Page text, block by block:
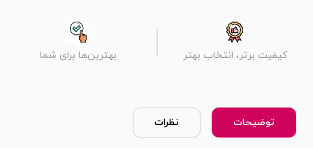
کیفیت برتر، انتخاب بهتر بهترین‌ها برای شما
توضیحات نظرات